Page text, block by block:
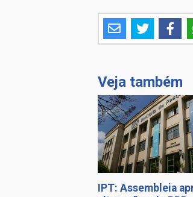
Veja também
IPT: Assembleia